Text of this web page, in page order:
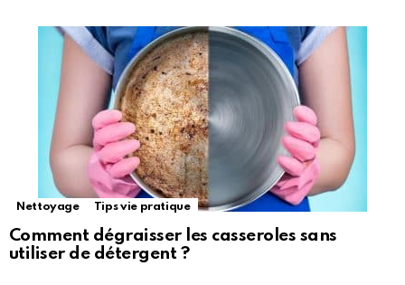
Nettoyage Tips vie pratique
Comment dégraisser les casseroles sans
utiliser de détergent ?